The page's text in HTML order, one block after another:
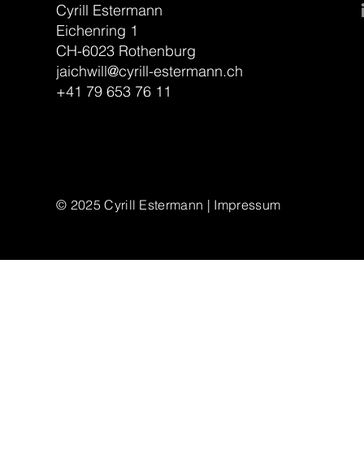
Cyrill Estermann
Eichenring 1
CH-6023 Rothenburg
jaichwill@cyrill-estermann.ch
+41 79 653 76 11
© 2025 Cyrill Estermann | Impressum